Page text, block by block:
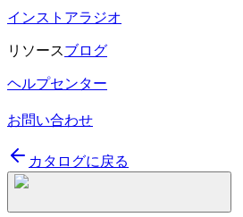
インストアラジオ
リソースブログ
ヘルプセンター
お問い合わせ
カタログに戻る